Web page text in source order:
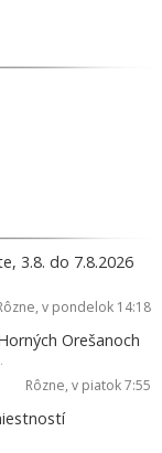
3.8. do 7.8.2026
, v pondelok 14:18
Orešanoch
Rôzne, v piatok 7:55